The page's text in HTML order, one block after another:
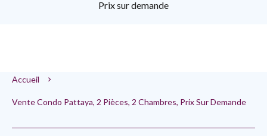
Prix sur demande
Accueil
Vente Condo Pattaya, 2 Pièces, 2 Chambres, Prix Sur Demande